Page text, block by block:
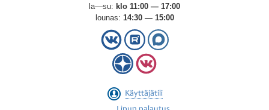
la—su: klo 11:00 — 17:00
lounas: 14:30 — 15:00
Käyttäjätili